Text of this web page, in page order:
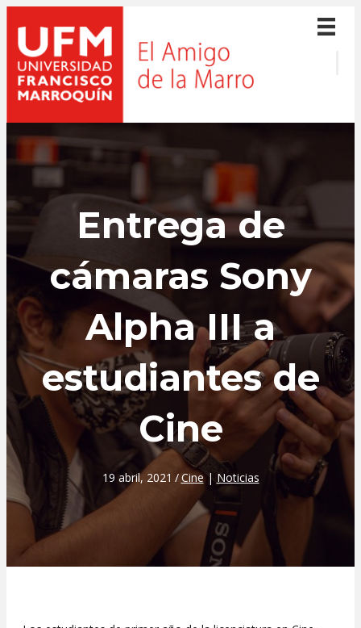
Entrega de
cámaras Sony
Alpha III a
estudiantes de
Cine
19 abril, 2021 /Cine| Noticias